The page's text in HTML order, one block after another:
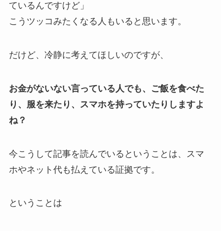
ているんですけど」
こうツッコみたくなる人もいると思います。
だけど、冷静に考えてほしいのですが、
お金がないない言っている人でも、ご飯を食べた
り、服を来たり、スマホを持っていたりしますよ
ね？
今こうして記事を読んでいるということは、スマ
ホやネット代も払えている証拠です。
ということは